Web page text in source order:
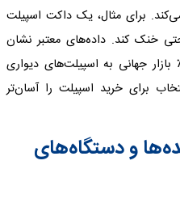
برای مثال، یک داکت اسپیلت
متری را به‌راحتی خنک کند. داده‌های معتبر نشان
که در سال 2023، حدود 60٪ بازار جهانی به اسپیلت‌های دیواری
برای خرید اسپیلت را آسان‌تر
و دستگاه‌های